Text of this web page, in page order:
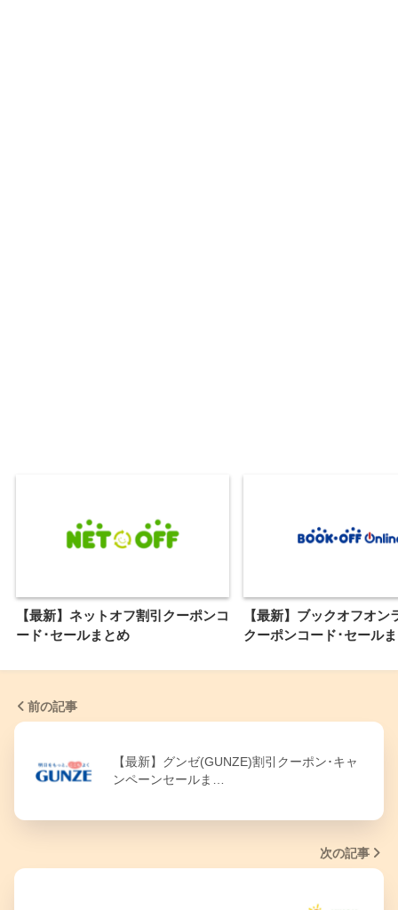
【最新】ネットオフ割引クーポンコ
ード･セールまとめ
【最新】ブックオフオン
クーポンコード･セール
前の記事
【最新】グンゼ(GUNZE)割引クーポン･キャ
ンペーンセールま…
次の記事